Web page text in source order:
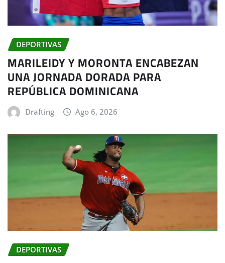
DEPORTIVAS
MARILEIDY Y MORONTA ENCABEZAN
UNA JORNADA DORADA PARA
REPÚBLICA DOMINICANA
Drafting Ago 6, 2026
DEPORTIVAS